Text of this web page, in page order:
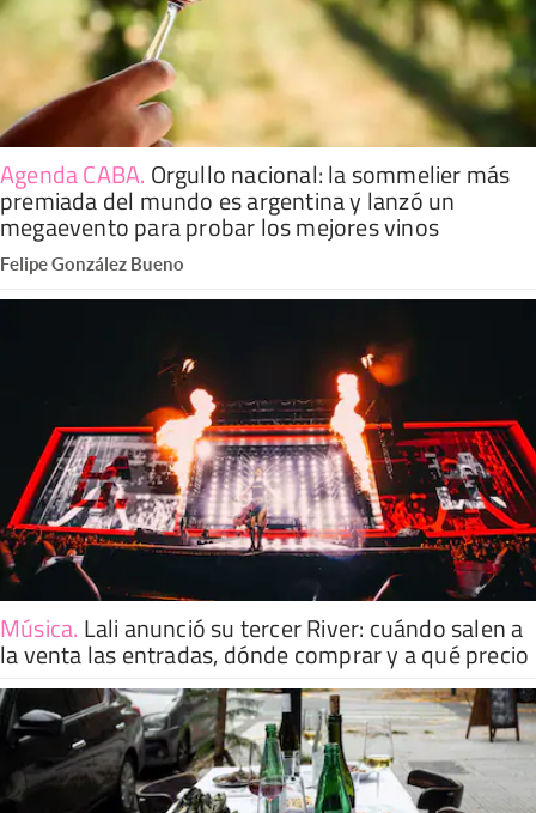
Agenda CABA. Orgullo nacional: la sommelier más
premiada del mundo es argentina y lanzó un
megaevento para probar los mejores vinos
Felipe González Bueno
Música. Lali anunció su tercer River: cuándo salen a
la venta las entradas, dónde comprar y a qué precio